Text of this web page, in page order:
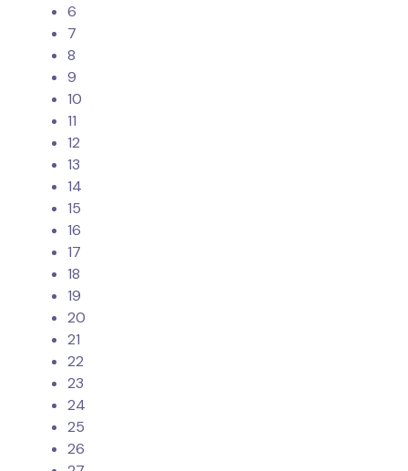
6
7
8
9
10
11
12
13
14
15
16
17
18
19
20
21
22
23
24
25
26